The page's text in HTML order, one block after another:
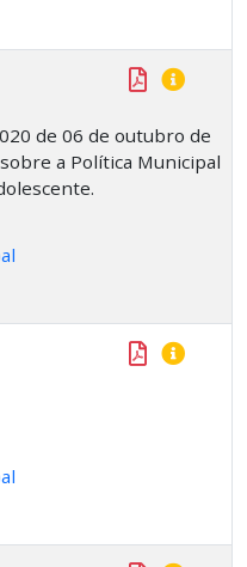
de 06 de outubro de
a Política Municipal